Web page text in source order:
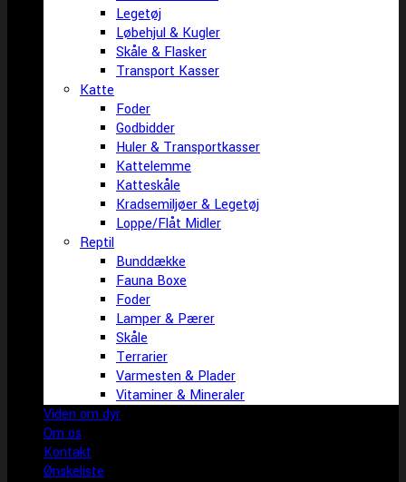
Legetøj
Løbehjul & Kugler
Skåle & Flasker
Transport Kasser
Katte
Foder
Godbidder
Huler & Transportkasser
Kattelemme
Katteskåle
Kradsemiljøer & Legetøj
Loppe/Flåt Midler
Reptil
Bunddække
Fauna Boxe
Foder
Lamper & Pærer
Skåle
Terrarier
Varmesten & Plader
Vitaminer & Mineraler
Viden om dyr
Om os
Kontakt
Ønskeliste